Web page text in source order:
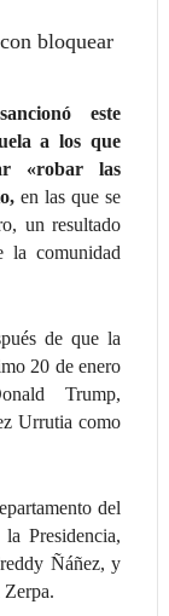
este
a los que
«robar las
en las que se
un resultado
la comunidad
de que la
20 de enero
Trump,
Urrutia como
del
Presidencia,
Ñáñez, y